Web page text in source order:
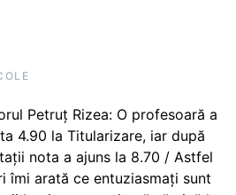
Petruț Rizea: O profesoară a
4.90 la Titularizare, iar după
nota a ajuns la 8.70 / Astfel
îmi arată ce entuziasmați sunt